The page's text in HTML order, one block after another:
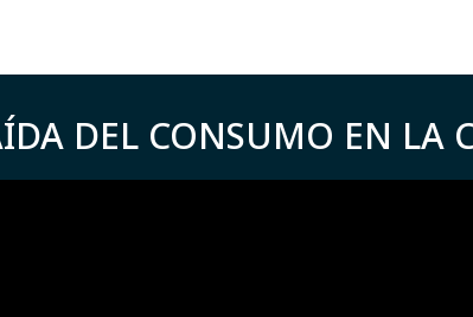
DEL CONSUMO EN LA